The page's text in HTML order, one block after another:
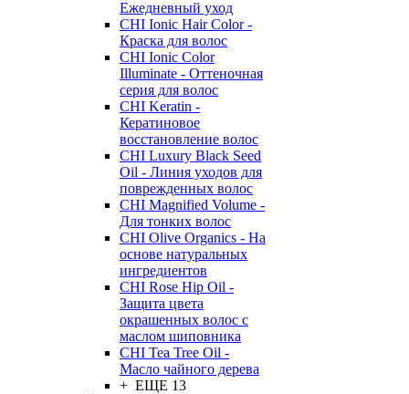
Ежедневный уход
CHI Ionic Hair Color -
Краска для волос
CHI Ionic Color
Illuminate - Оттеночная
серия для волос
CHI Keratin -
Кератиновое
восстановление волос
CHI Luxury Black Seed
Oil - Линия уходов для
поврежденных волос
CHI Magnified Volume -
Для тонких волос
CHI Olive Organics - На
основе натуральных
ингредиентов
CHI Rose Hip Oil -
Защита цвета
окрашенных волос с
маслом шиповника
CHI Tea Tree Oil -
Масло чайного дерева
+ ЕЩЕ 13